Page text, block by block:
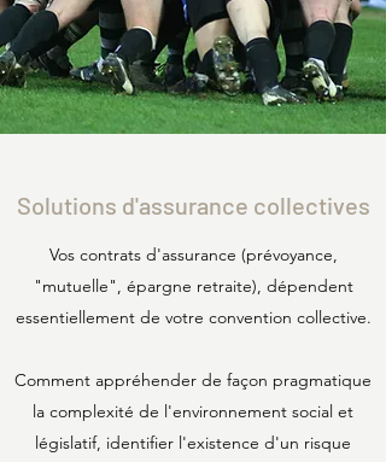
Solutions d'assurance collectives
Vos contrats d'assurance (prévoyance,
"mutuelle", épargne retraite), dépendent
essentiellement de votre convention collective.
Comment appréhender de façon pragmatique
la complexité de l'environnement social et
législatif, identifier l'existence d'un risque